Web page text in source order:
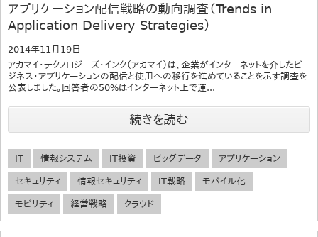
アプリケーション配信戦略の動向調査（Trends in
Application Delivery Strategies）
2014年11月19日
アカマイ・テクノロジーズ・インク（アカマイ）は、企業がインターネットを介したビ
ジネス・アプリケーションの配信と使用への移行を進めていることを示す調査を
公表しました。回答者の50%はインターネット上で運...
続きを読む
IT 情報システム IT投資 ビッグデータ アプリケーション
セキュリティ 情報セキュリティ IT戦略 モバイル化
モビリティ 経営戦略 クラウド